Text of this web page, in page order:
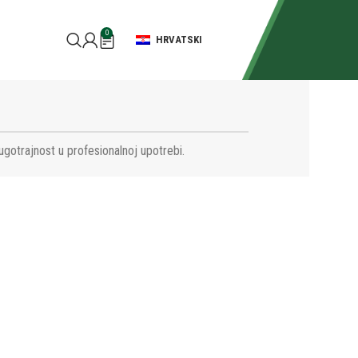
0
HRVATSKI
u profesionalnoj upotrebi.